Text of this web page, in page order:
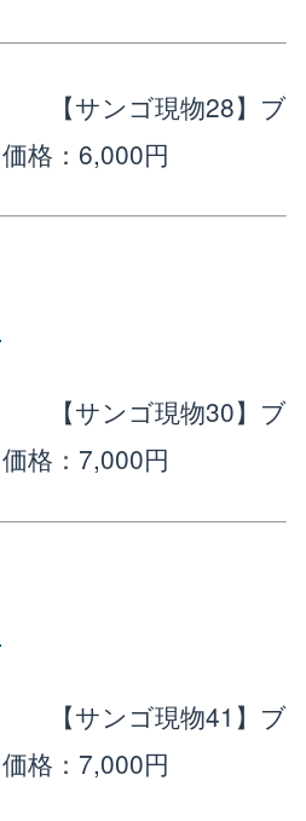
【サンゴ現物28】ブ
価格：6,000円
【サンゴ現物30】ブ
価格：7,000円
【サンゴ現物41】ブ
価格：7,000円